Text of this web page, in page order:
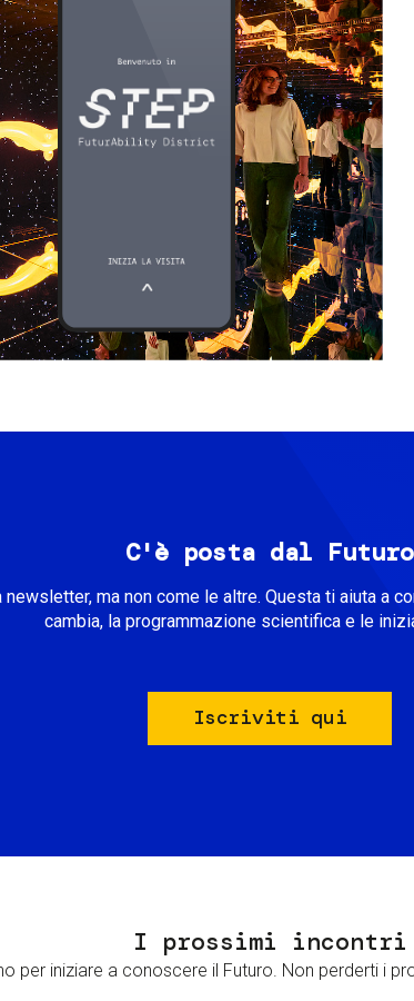
C'è posta dal Futuro
newsletter, ma non come le altre. Questa ti aiuta a
cambia, la programmazione scientifica e le
Iscriviti qui
I prossimi incontri
per iniziare a conoscere il Futuro. Non perderti i